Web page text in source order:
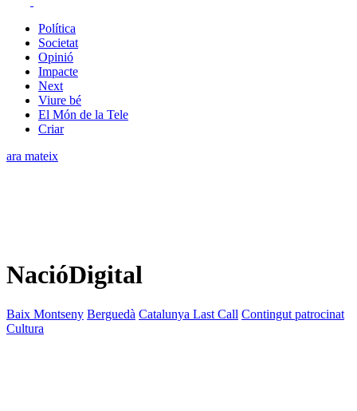
Política
Societat
Opinió
Impacte
Next
Viure bé
El Món de la Tele
Criar
ara mateix
NacióDigital
Baix Montseny Berguedà Catalunya Last Call Contingut patrocinat
Cultura